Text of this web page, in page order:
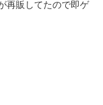
再販してたので即ゲ